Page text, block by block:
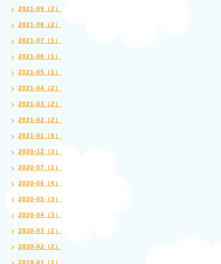
2021-09（2）
2021-08（2）
2021-07（1）
2021-06（1）
2021-05（1）
2021-04（2）
2021-03（2）
2021-02（2）
2021-01（9）
2020-12（3）
2020-07（1）
2020-06（4）
2020-05（3）
2020-04（3）
2020-03（2）
2020-02（2）